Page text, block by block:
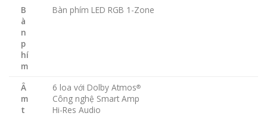
B
à
n
p
hí
m
Bàn phím LED RGB 1-Zone
Â
m
t
6 loa với Dolby Atmos®
Công nghệ Smart Amp
Hi-Res Audio